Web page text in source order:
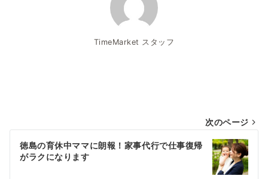
TimeMarket スタッフ
稿
ナ
次のページ
徳島の育休中ママに朗報！家事代行で仕事復帰
がラクになります